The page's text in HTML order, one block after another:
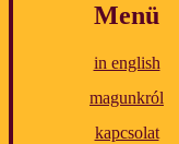
Menü
in english
magunkról
kapcsolat